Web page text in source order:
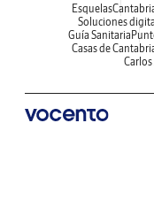
Esquelas
Soluciones
Guía Sanitaria
Casas de